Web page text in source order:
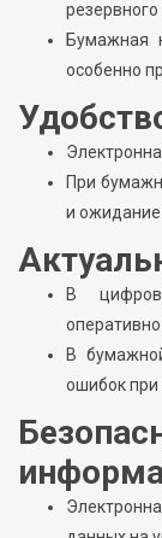
резервного
Бумажная
особенно
При
и ожидание
В
В
ошибок при